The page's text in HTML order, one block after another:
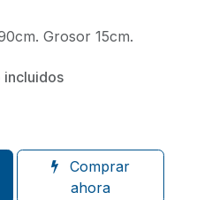
Grosor 15cm.
incluidos
Comprar
ahora